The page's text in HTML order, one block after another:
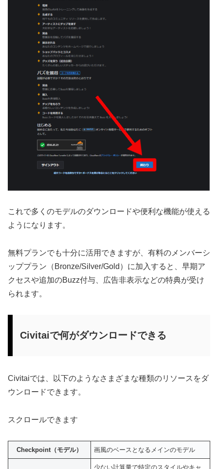
これで多くのモデルのダウンロードや便利な機能が使える
ようになります。
無料プランでも十分に活用できますが、有料のメンバーシ
ッププラン（Bronze/Silver/Gold）に加入すると、早期ア
クセスや追加のBuzz付与、広告非表示などの特典が受け
られます。
Civitaiで何がダウンロードできる
Civitaiでは、以下のようなさまざまな種類のリソースをダ
ウンロードできます。
スクロールできます
Checkpoint（モデル） 画風のベースとなるメインのモデル
少ない計算量で特定のスタイルやキャ